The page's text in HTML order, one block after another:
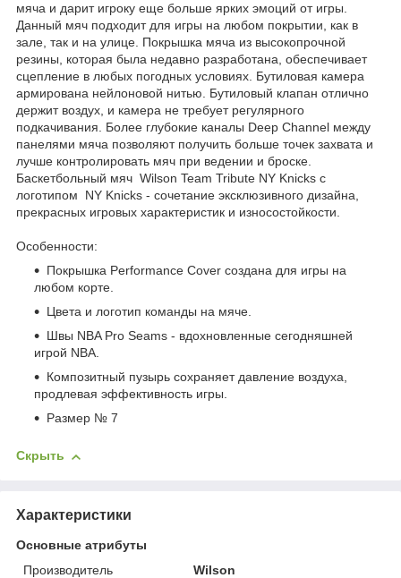
мяча и дарит игроку еще больше ярких эмоций от игры.
Данный мяч подходит для игры на любом покрытии, как в
зале, так и на улице. Покрышка мяча из высокопрочной
резины, которая была недавно разработана, обеспечивает
сцепление в любых погодных условиях. Бутиловая камера
армирована нейлоновой нитью. Бутиловый клапан отлично
держит воздух, и камера не требует регулярного
подкачивания. Более глубокие каналы Deep Channel между
панелями мяча позволяют получить больше точек захвата и
лучше контролировать мяч при ведении и броске.
Баскетбольный мяч Wilson Team Tribute NY Knicks с
логотипом NY Knicks - сочетание эксклюзивного дизайна,
прекрасных игровых характеристик и износостойкости.
Особенности:
Покрышка Performance Cover создана для игры на
любом корте.
Цвета и логотип команды на мяче.
Швы NBA Pro Seams - вдохновленные сегодняшней
игрой NBA.
Композитный пузырь сохраняет давление воздуха,
продлевая эффективность игры.
Размер № 7
Скрыть
Характеристики
Основные атрибуты
Производитель
Wilson